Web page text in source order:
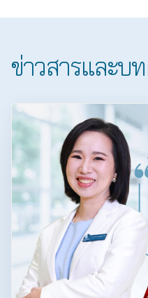
ข่าวสารและบ